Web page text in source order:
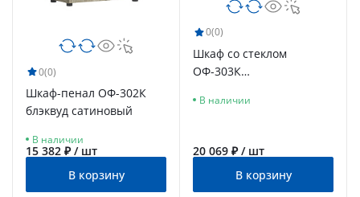
0(0)
Шкаф-пенал ОФ-302К
блэквуд сатиновый
В наличии
15 382 ₽ / шт
В корзину
0(0)
Шкаф со стеклом
ОФ-303К
В наличии
20 069 ₽ / шт
В корзину